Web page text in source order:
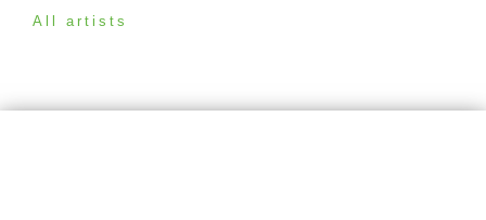
All artists